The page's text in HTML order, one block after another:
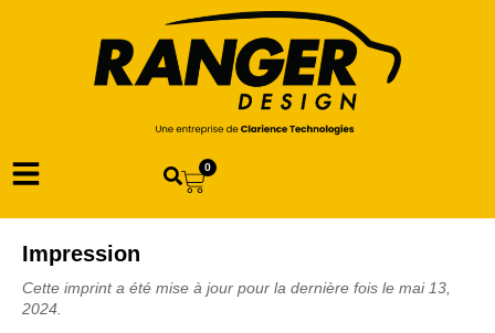
0
Impression
Cette imprint a été mise à jour pour la dernière fois le mai 13,
2024.